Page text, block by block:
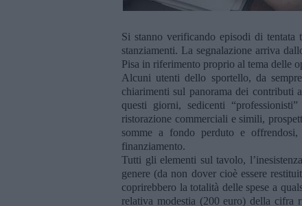
Si stanno verificando episodi di
stanziamenti. La segnalazione arriva
Pisa in riferimento proprio al tema delle
Alcuni utenti dello sportello, da
chiarimenti sul panorama dei contributi
questi giorni, sedicenti
ristorazione commerciali e simili,
somme a fondo perduto e
finanziamento.
Tutti gli elementi sul tavolo,
genere (da non dover cioè essere
coprirebbero la totalità delle spese a
relativa modestia (200 euro) della cifra